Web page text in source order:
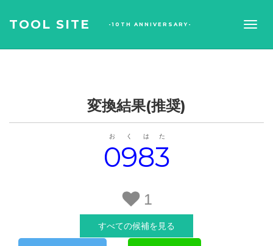
TOOL SITE -10TH ANNIVERSARY-
変換結果(推奨)
0
お
9
く
8
は
3
た
1
すべての候補を見る